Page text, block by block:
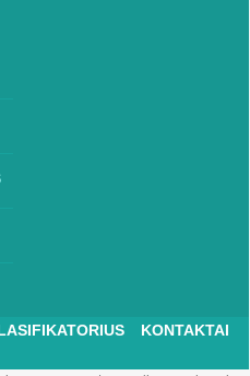
KONTAKTAI